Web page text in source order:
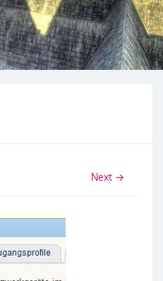
Next →